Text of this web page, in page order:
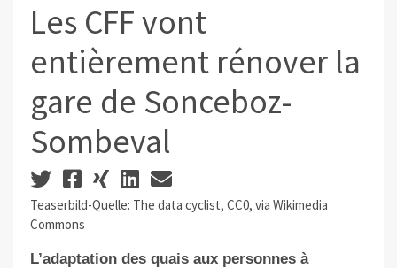
Les CFF vont
entièrement rénover la
gare de Sonceboz-
Sombeval
Teaserbild-Quelle: The data cyclist, CC0, via Wikimedia
Commons
L’adaptation des quais aux personnes à